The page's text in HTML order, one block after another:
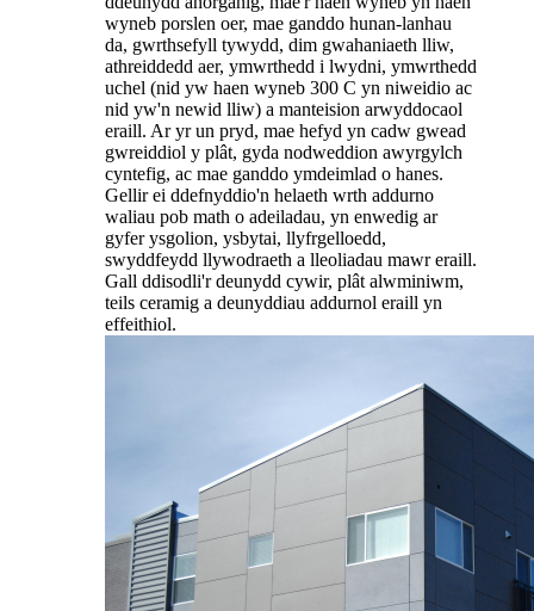
wyneb porslen oer, mae ganddo hunan-lanhau
da, gwrthsefyll tywydd, dim gwahaniaeth lliw,
athreiddedd aer, ymwrthedd i lwydni, ymwrthedd
uchel (nid yw haen wyneb 300 C yn niweidio ac
nid yw'n newid lliw) a manteision arwyddocaol
eraill. Ar yr un pryd, mae hefyd yn cadw gwead
gwreiddiol y plât, gyda nodweddion awyrgylch
cyntefig, ac mae ganddo ymdeimlad o hanes.
Gellir ei ddefnyddio'n helaeth wrth addurno
waliau pob math o adeiladau, yn enwedig ar
gyfer ysgolion, ysbytai, llyfrgelloedd,
swyddfeydd llywodraeth a lleoliadau mawr eraill.
Gall ddisodli'r deunydd cywir, plât alwminiwm,
teils ceramig a deunyddiau addurnol eraill yn
effeithiol.